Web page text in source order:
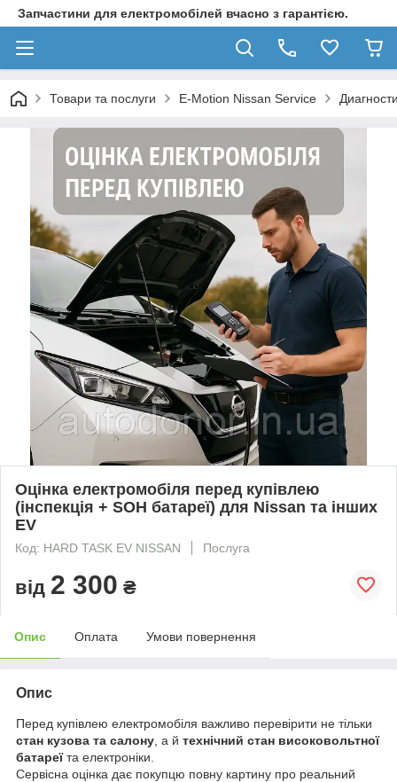
Запчастини для електромобілей вчасно з гарантією.
Товари та послуги E-Motion Nissan Service
Оцінка електромобіля перед купівлею
(інспекція + SOH батареї) для Nissan та інших
EV
Код: HARD TASK EV NISSAN Послуга
від 2 300 ₴
Опис Оплата Умови повернення
Опис
Перед купівлею електромобіля важливо перевірити не тільки
стан кузова та салону , а й технічний стан високовольтної
батареїта електроніки.
Сервісна оцінка дає покупцю повну картину про реальний